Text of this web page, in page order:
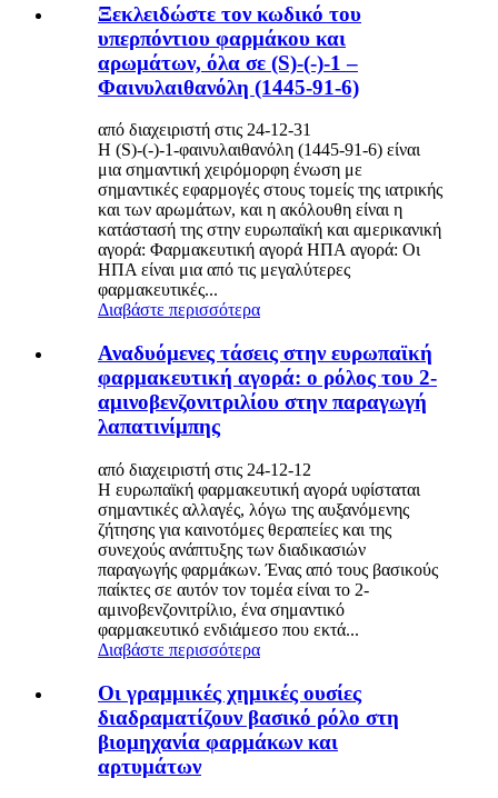
Ξεκλειδώστε τον κωδικό του
υπερπόντιου φαρμάκου και
αρωμάτων, όλα σε (S)-(-)-1 –
Φαινυλαιθανόλη (1445-91-6)
από διαχειριστή στις 24-12-31
Η (S)-(-)-1-φαινυλαιθανόλη (1445-91-6) είναι
μια σημαντική χειρόμορφη ένωση με
σημαντικές εφαρμογές στους τομείς της ιατρικής
και των αρωμάτων, και η ακόλουθη είναι η
κατάστασή της στην ευρωπαϊκή και αμερικανική
αγορά: Φαρμακευτική αγορά ΗΠΑ αγορά: Οι
ΗΠΑ είναι μια από τις μεγαλύτερες
φαρμακευτικές...
Διαβάστε περισσότερα
Αναδυόμενες τάσεις στην ευρωπαϊκή
φαρμακευτική αγορά: ο ρόλος του 2-
αμινοβενζονιτριλίου στην παραγωγή
λαπατινίμπης
από διαχειριστή στις 24-12-12
Η ευρωπαϊκή φαρμακευτική αγορά υφίσταται
σημαντικές αλλαγές, λόγω της αυξανόμενης
ζήτησης για καινοτόμες θεραπείες και της
συνεχούς ανάπτυξης των διαδικασιών
παραγωγής φαρμάκων. Ένας από τους βασικούς
παίκτες σε αυτόν τον τομέα είναι το 2-
αμινοβενζονιτρίλιο, ένα σημαντικό
φαρμακευτικό ενδιάμεσο που εκτά...
Διαβάστε περισσότερα
Οι γραμμικές χημικές ουσίες
διαδραματίζουν βασικό ρόλο στη
βιομηχανία φαρμάκων και
αρτυμάτων